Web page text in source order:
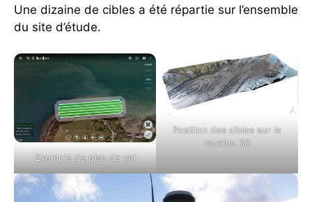
Une dizaine de cibles a été répartie sur l’ensemble
du site d’étude.
Exemple de plan de vol
Position des cibles sur le
modèle 3D